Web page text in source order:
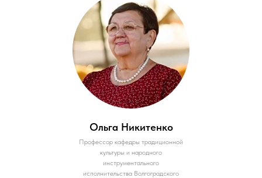
Ольга Никитенко
Профессор кафедры традиционной
культуры и народного
инструментального
исполнительства Волгоградского